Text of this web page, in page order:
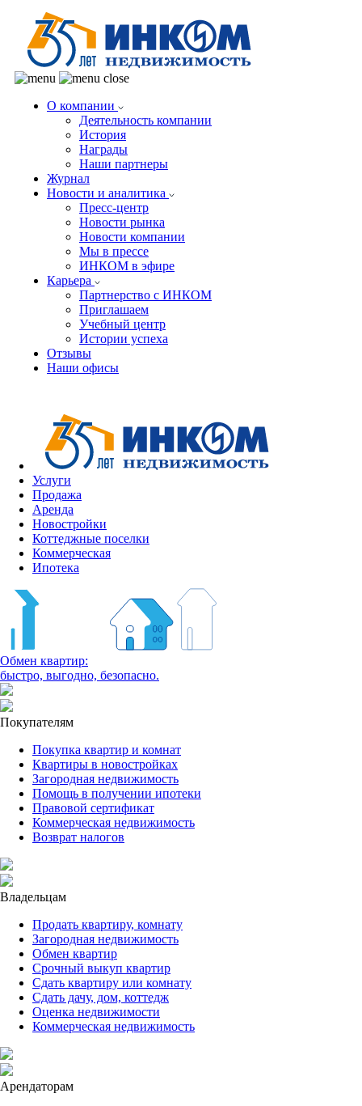
О компании
Деятельность компании
История
Награды
Наши партнеры
Журнал
Новости и аналитика
Пресс-центр
Новости рынка
Новости компании
Мы в прессе
ИНКОМ в эфире
Карьера
Партнерство с ИНКОМ
Приглашаем
Учебный центр
Истории успеха
Отзывы
Наши офисы
Услуги
Продажа
Аренда
Новостройки
Коттеджные поселки
Коммерческая
Ипотека
Обмен квартир:
быстро, выгодно, безопасно.
Покупателям
Покупка квартир и комнат
Квартиры в новостройках
Загородная недвижимость
Помощь в получении ипотеки
Правовой сертификат
Коммерческая недвижимость
Возврат налогов
Владельцам
Продать квартиру, комнату
Загородная недвижимость
Обмен квартир
Срочный выкуп квартир
Сдать квартиру или комнату
Сдать дачу, дом, коттедж
Оценка недвижимости
Коммерческая недвижимость
Арендаторам